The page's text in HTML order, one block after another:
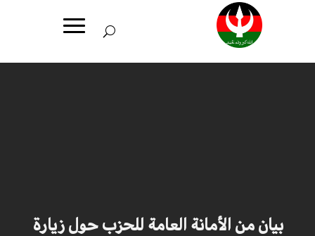
بيان من الأمانة العامة للحزب حول زيارة